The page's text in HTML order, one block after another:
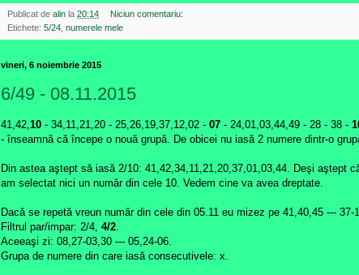
Publicat de alin la 20:14
Niciun comentariu:
Etichete: 5/24, numerele mele
vineri, 6 noiembrie 2015
6/49 - 08.11.2015
41,42,10 - 34,11,21,20 - 25,26,19,37,12,02 - 07 - 24,01,03,44,49 - 28 - 38 -
- înseamnă că începe o nouă grupă. De obicei nu iasă 2 numere dintr-o
Din astea aştept să iasă 2/10: 41,42,34,11,21,20,37,01,03,44. Deşi aştept
am selectat nici un număr din cele 10. Vedem cine va avea dreptate.
Dacă se repetă vreun număr din cele din 05.11 eu mizez pe 41,40,45 --- 37-
Filtrul par/impar: 2/4, 4/2.
Aceeaşi zi: 08,27-03,30 --- 05,24-06.
Grupa de numere din care iasă consecutivele: x.